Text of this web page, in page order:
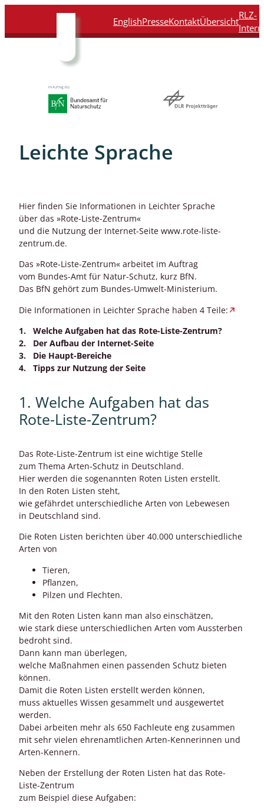
Inhalt
Hauptnavigation
Suche
Fußleiste
EnglishPresseKontaktÜbersicht
RLZ-
Intern
Leichte Sprache
Hier finden Sie Informationen in Leichter Sprache
über das »Rote-Liste-Zentrum«
und die Nutzung der Internet-Seite www.rote-liste-
zentrum.de.
Das »Rote-Liste-Zentrum« arbeitet im Auftrag
vom Bundes-Amt für Natur-Schutz, kurz BfN.
Das BfN gehört zum Bundes-Umwelt-Ministerium.
Die Informationen in Leichter Sprache haben 4 Teile:
1.
Welche Aufgaben hat das Rote-Liste-Zentrum?
2. Der Aufbau der Internet-Seite
3. Die Haupt-Bereiche
4. Tipps zur Nutzung der Seite
1. Welche Aufgaben hat das
Rote-Liste-Zentrum?
Das Rote-Liste-Zentrum ist eine wichtige Stelle
zum Thema Arten-Schutz in Deutschland.
Hier werden die sogenannten Roten Listen erstellt.
In den Roten Listen steht,
wie gefährdet unterschiedliche Arten von Lebewesen
in Deutschland sind.
Die Roten Listen berichten über 40.000 unterschiedliche
Arten von
Tieren,
Pflanzen,
Pilzen und Flechten.
Mit den Roten Listen kann man also einschätzen,
wie stark diese unterschiedlichen Arten vom Aussterben
bedroht sind.
Dann kann man überlegen,
welche Maßnahmen einen passenden Schutz bieten
können.
Damit die Roten Listen erstellt werden können,
muss aktuelles Wissen gesammelt und ausgewertet
werden.
Dabei arbeiten mehr als 650 Fachleute eng zusammen
mit sehr vielen ehrenamtlichen Arten-Kennerinnen und
Arten-Kennern.
Neben der Erstellung der Roten Listen hat das Rote-
Liste-Zentrum
zum Beispiel diese Aufgaben: